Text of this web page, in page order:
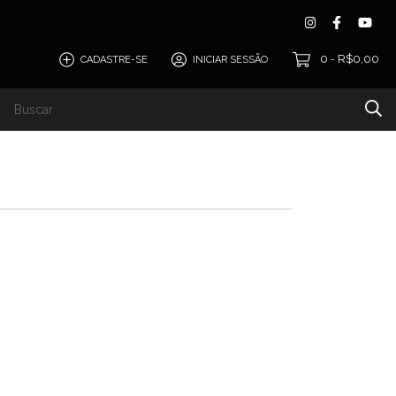
CADASTRE-SE INICIAR SESSÃO 0 - R$0,00